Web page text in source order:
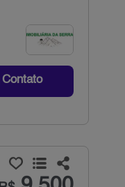
Contato